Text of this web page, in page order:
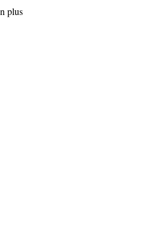
plus